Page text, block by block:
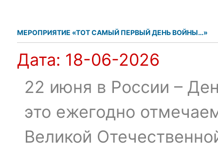
МЕРОПРИЯТИЕ «ТОТ САМЫЙ ПЕРВЫЙ ДЕНЬ ВОЙНЫ…»
Дата: 18-06-2026
22 июня в России –
это ежегодно
Великой